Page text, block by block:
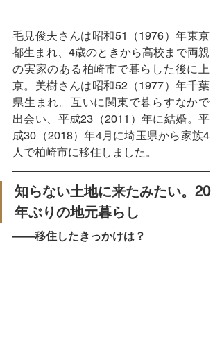
毛見俊夫さんは昭和51（1976）年東京
都生まれ、4歳のときから高校まで両親
の実家のある柏崎市で暮らした後に上
京。美樹さんは昭和52（1977）年千葉
県生まれ。互いに関東で暮らすなかで
出会い、平成23（2011）年に結婚。平
成30（2018）年4月に埼玉県から家族4
人で柏崎市に移住しました。
知らない土地に来たみたい。20
年ぶりの地元暮らし
――移住したきっかけは？